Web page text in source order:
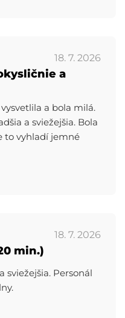
18. 7. 2026
a
a bola milá.
a sviežejšia. Bola
to vyhladí jemné
18. 7. 2026
min.)
sviežejšia. Personál